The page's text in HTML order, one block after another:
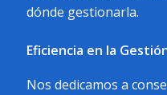
dónde gestionarla.
Eficiencia en la
Nos dedicamos a